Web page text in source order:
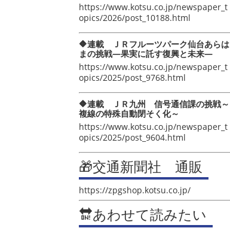
https://www.kotsu.co.jp/newspaper_t
opics/2026/post_10188.html
🔶連載 ＪＲフルーツパーク仙台あらは
まの挑戦―果実に託す復興と未来―
https://www.kotsu.co.jp/newspaper_t
opics/2025/post_9768.html
🔶連載 ＪＲ九州 信号通信課の挑戦～
複線の特殊自動閉そく化～
https://www.kotsu.co.jp/newspaper_t
opics/2025/post_9604.html
🎁交通新聞社 通販
https://zpgshop.kotsu.co.jp/
🔛あわせて読みたい